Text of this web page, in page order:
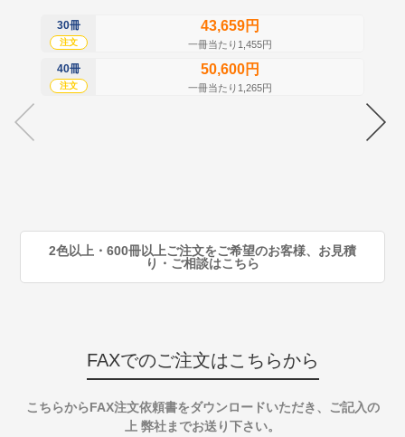
30冊
注文
43,659円
一冊当たり1,455円
40冊
注文
50,600円
一冊当たり1,265円
2色以上・600冊以上ご注文をご希望のお客様、お見積
り・ご相談はこちら
FAXでのご注文はこちらから
こちらからFAX注文依頼書をダウンロードいただき、ご記入の
上 弊社までお送り下さい。